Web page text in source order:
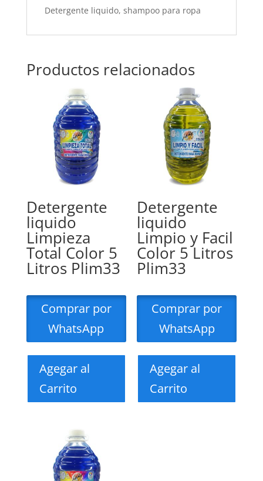
Detergente liquido, shampoo para ropa
Productos relacionados
Detergente
liquido
Limpieza
Total Color 5
Litros Plim33
Comprar por
WhatsApp
Agegar al
Carrito
Detergente
liquido
Limpio y Facil
Color 5 Litros
Plim33
Comprar por
WhatsApp
Agegar al
Carrito